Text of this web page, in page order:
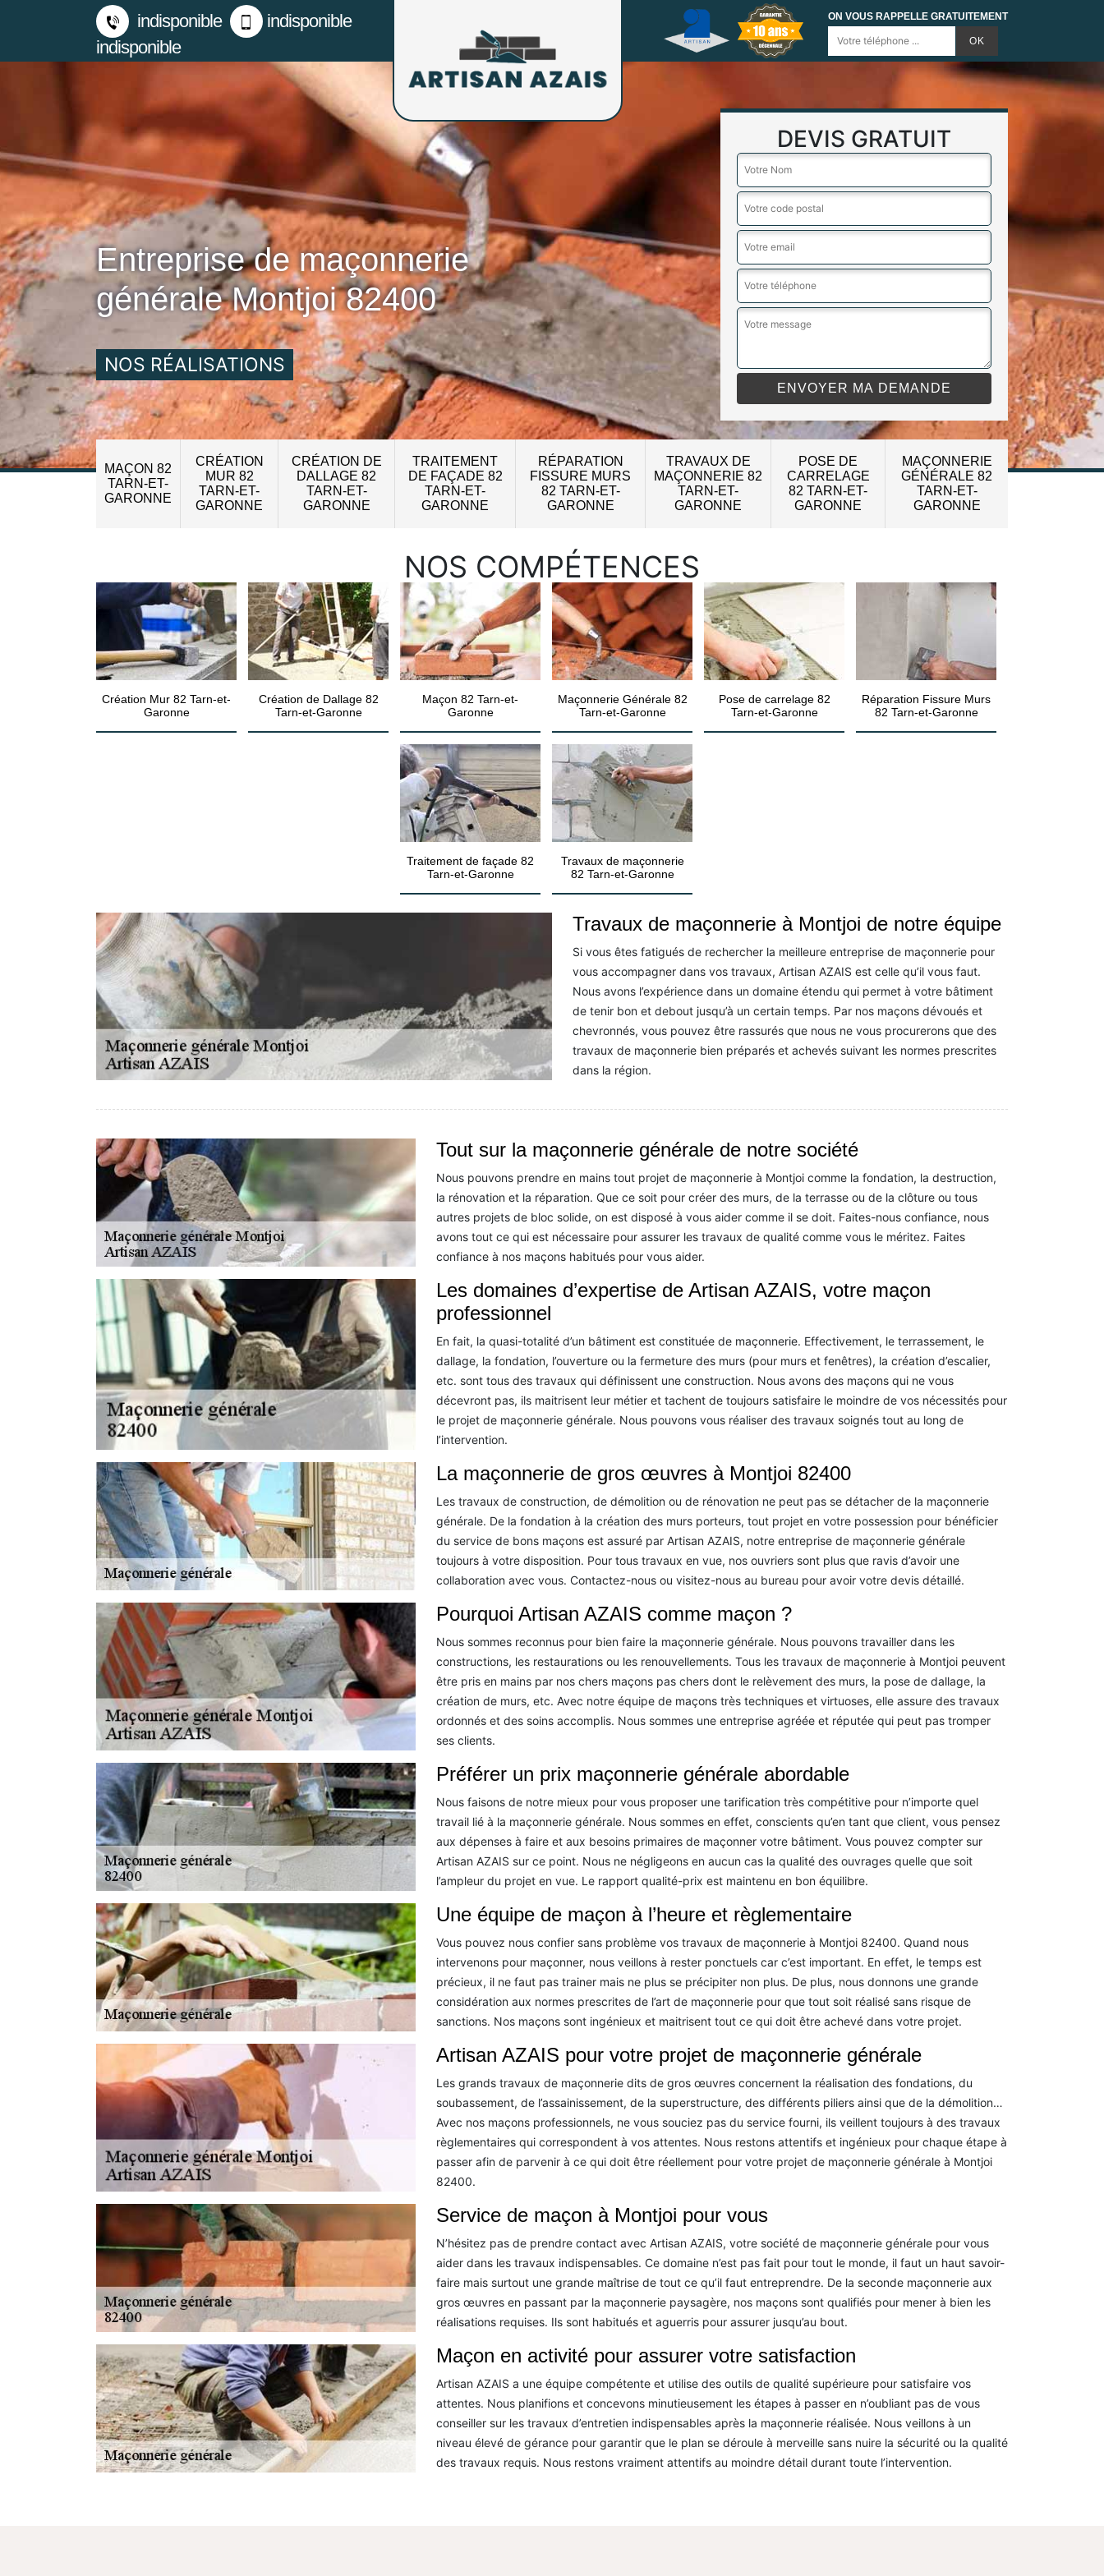
indisponible
indisponible
indisponible
ON VOUS RAPPELLE GRATUITEMENT
Entreprise de maçonnerie
générale Montjoi 82400
NOS RÉALISATIONS
DEVIS GRATUIT
MAÇON 82
TARN-ET-
GARONNE
CRÉATION
MUR 82
TARN-ET-
GARONNE
CRÉATION DE
DALLAGE 82
TARN-ET-
GARONNE
TRAITEMENT
DE FAÇADE 82
TARN-ET-
GARONNE
RÉPARATION
FISSURE MURS
82 TARN-ET-
GARONNE
TRAVAUX DE
MAÇONNERIE 82
TARN-ET-
GARONNE
POSE DE
CARRELAGE
82 TARN-ET-
GARONNE
MAÇONNERIE
GÉNÉRALE 82
TARN-ET-
GARONNE
NOS COMPÉTENCES
Création Mur 82 Tarn-et-
Garonne
Création de Dallage 82
Tarn-et-Garonne
Maçon 82 Tarn-et-
Garonne
Maçonnerie Générale 82
Tarn-et-Garonne
Pose de carrelage 82
Tarn-et-Garonne
Réparation Fissure Murs
82 Tarn-et-Garonne
Traitement de façade 82
Tarn-et-Garonne
Travaux de maçonnerie
82 Tarn-et-Garonne
Travaux de maçonnerie à Montjoi de notre équipe
Si vous êtes fatigués de rechercher la meilleure entreprise de maçonnerie pour
vous accompagner dans vos travaux, Artisan AZAIS est celle qu’il vous faut.
Nous avons l’expérience dans un domaine étendu qui permet à votre bâtiment
de tenir bon et debout jusqu’à un certain temps. Par nos maçons dévoués et
chevronnés, vous pouvez être rassurés que nous ne vous procurerons que des
travaux de maçonnerie bien préparés et achevés suivant les normes prescrites
dans la région.
Tout sur la maçonnerie générale de notre société
Nous pouvons prendre en mains tout projet de maçonnerie à Montjoi comme la fondation, la destruction,
la rénovation et la réparation. Que ce soit pour créer des murs, de la terrasse ou de la clôture ou tous
autres projets de bloc solide, on est disposé à vous aider comme il se doit. Faites-nous confiance, nous
avons tout ce qui est nécessaire pour assurer les travaux de qualité comme vous le méritez. Faites
confiance à nos maçons habitués pour vous aider.
Les domaines d’expertise de Artisan AZAIS, votre maçon
professionnel
En fait, la quasi-totalité d’un bâtiment est constituée de maçonnerie. Effectivement, le terrassement, le
dallage, la fondation, l’ouverture ou la fermeture des murs (pour murs et fenêtres), la création d’escalier,
etc. sont tous des travaux qui définissent une construction. Nous avons des maçons qui ne vous
décevront pas, ils maitrisent leur métier et tachent de toujours satisfaire le moindre de vos nécessités pour
le projet de maçonnerie générale. Nous pouvons vous réaliser des travaux soignés tout au long de
l’intervention.
La maçonnerie de gros œuvres à Montjoi 82400
Les travaux de construction, de démolition ou de rénovation ne peut pas se détacher de la maçonnerie
générale. De la fondation à la création des murs porteurs, tout projet en votre possession pour bénéficier
du service de bons maçons est assuré par Artisan AZAIS, notre entreprise de maçonnerie générale
toujours à votre disposition. Pour tous travaux en vue, nos ouvriers sont plus que ravis d’avoir une
collaboration avec vous. Contactez-nous ou visitez-nous au bureau pour avoir votre devis détaillé.
Pourquoi Artisan AZAIS comme maçon ?
Nous sommes reconnus pour bien faire la maçonnerie générale. Nous pouvons travailler dans les
constructions, les restaurations ou les renouvellements. Tous les travaux de maçonnerie à Montjoi peuvent
être pris en mains par nos chers maçons pas chers dont le relèvement des murs, la pose de dallage, la
création de murs, etc. Avec notre équipe de maçons très techniques et virtuoses, elle assure des travaux
ordonnés et des soins accomplis. Nous sommes une entreprise agréée et réputée qui peut pas tromper
ses clients.
Préférer un prix maçonnerie générale abordable
Nous faisons de notre mieux pour vous proposer une tarification très compétitive pour n’importe quel
travail lié à la maçonnerie générale. Nous sommes en effet, conscients qu’en tant que client, vous pensez
aux dépenses à faire et aux besoins primaires de maçonner votre bâtiment. Vous pouvez compter sur
Artisan AZAIS sur ce point. Nous ne négligeons en aucun cas la qualité des ouvrages quelle que soit
l’ampleur du projet en vue. Le rapport qualité-prix est maintenu en bon équilibre.
Une équipe de maçon à l’heure et règlementaire
Vous pouvez nous confier sans problème vos travaux de maçonnerie à Montjoi 82400. Quand nous
intervenons pour maçonner, nous veillons à rester ponctuels car c’est important. En effet, le temps est
précieux, il ne faut pas trainer mais ne plus se précipiter non plus. De plus, nous donnons une grande
considération aux normes prescrites de l’art de maçonnerie pour que tout soit réalisé sans risque de
sanctions. Nos maçons sont ingénieux et maitrisent tout ce qui doit être achevé dans votre projet.
Artisan AZAIS pour votre projet de maçonnerie générale
Les grands travaux de maçonnerie dits de gros œuvres concernent la réalisation des fondations, du
soubassement, de l’assainissement, de la superstructure, des différents piliers ainsi que de la démolition…
Avec nos maçons professionnels, ne vous souciez pas du service fourni, ils veillent toujours à des travaux
règlementaires qui correspondent à vos attentes. Nous restons attentifs et ingénieux pour chaque étape à
passer afin de parvenir à ce qui doit être réellement pour votre projet de maçonnerie générale à Montjoi
82400.
Service de maçon à Montjoi pour vous
N’hésitez pas de prendre contact avec Artisan AZAIS, votre société de maçonnerie générale pour vous
aider dans les travaux indispensables. Ce domaine n’est pas fait pour tout le monde, il faut un haut savoir-
faire mais surtout une grande maîtrise de tout ce qu’il faut entreprendre. De la seconde maçonnerie aux
gros œuvres en passant par la maçonnerie paysagère, nos maçons sont qualifiés pour mener à bien les
réalisations requises. Ils sont habitués et aguerris pour assurer jusqu’au bout.
Maçon en activité pour assurer votre satisfaction
Artisan AZAIS a une équipe compétente et utilise des outils de qualité supérieure pour satisfaire vos
attentes. Nous planifions et concevons minutieusement les étapes à passer en n’oubliant pas de vous
conseiller sur les travaux d’entretien indispensables après la maçonnerie réalisée. Nous veillons à un
niveau élevé de gérance pour garantir que le plan se déroule à merveille sans nuire la sécurité ou la qualité
des travaux requis. Nous restons vraiment attentifs au moindre détail durant toute l’intervention.